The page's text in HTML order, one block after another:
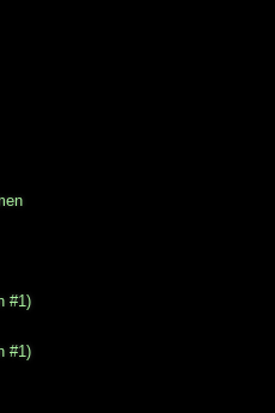
#1)
#1)